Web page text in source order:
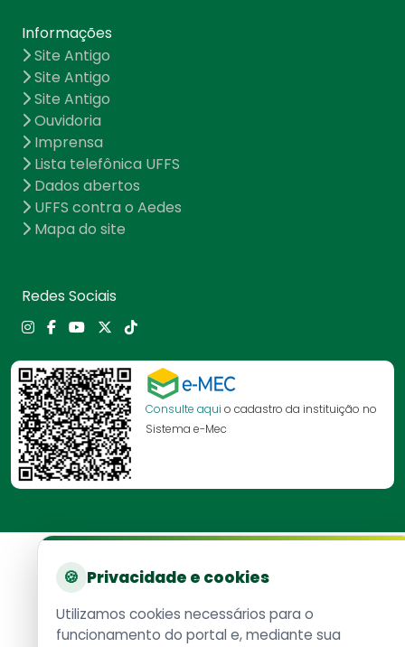
Informações
Site Antigo
Site Antigo
Site Antigo
Ouvidoria
Imprensa
Lista telefônica UFFS
Dados abertos
UFFS contra o Aedes
Mapa do site
Redes Sociais
Consulte aqui o cadastro da instituição no
Sistema e-Mec
🍪 Privacidade e cookies
Utilizamos cookies necessários para o
funcionamento do portal e, mediante sua